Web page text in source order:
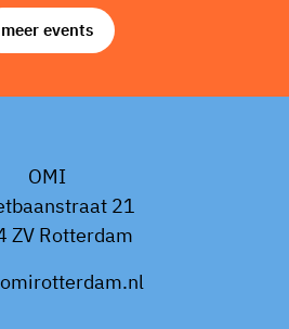
meer events
OMI
21
ZV Rotterdam